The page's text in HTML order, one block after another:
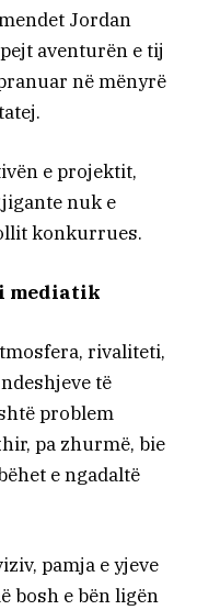
Jordan
aventurën e tij
në mënyrë
e projektit,
nuk e
konkurrues.
mediatik
rivaliteti,
të
problem
pa zhurmë, bie
e ngadaltë
pamja e yjeve
bosh e bën ligën